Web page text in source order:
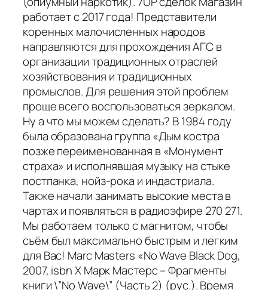
работает с 2017 года! Представители
коренных малочисленных народов
направляются для прохождения АГС в
организации традиционных отраслей
хозяйствования и традиционных
промыслов. Для решения этой проблем
проще всего воспользоваться зеркалом.
Ну а что мы можем сделать? В 1984 году
была образована группа «Дым костра
позже переименованная в «Монумент
страха» и исполнявшая музыку на стыке
постпанка, нойз-рока и индастриала.
Также начали занимать высокие места в
чартах и появляться в радиоэфире 270 271.
Мы работаем только с магнитом, чтобы
съём был максимально быстрым и легким
для Вас! Marc Masters «No Wave Black Dog,
2007, isbn X Марк Мастерс – Фрагменты
книги \”No Wave\” (Часть 2) (рус.). Время